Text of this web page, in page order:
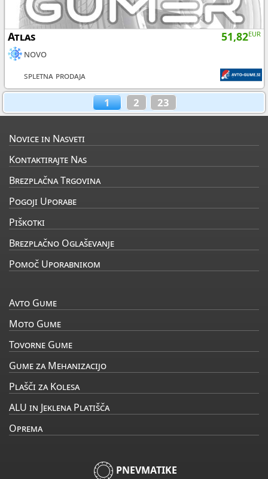
51,82EUR
Atlas
novo
spletna prodaja
1 2 23
Novice in Nasveti
Kontaktirajte Nas
Brezplačna Trgovina
Pogoji Uporabe
Piškotki
Brezplačno Oglaševanje
Pomoč Uporabnikom
Avto Gume
Moto Gume
Tovorne Gume
Gume za Mehanizacijo
Plašči za Kolesa
ALU in Jeklena Platišča
Oprema
PNEVMATIKE